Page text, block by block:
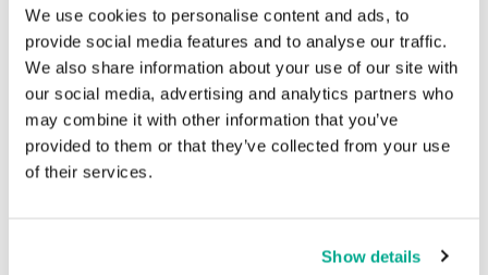
We use cookies to personalise content and ads, to
provide social media features and to analyse our traffic.
We also share information about your use of our site with
our social media, advertising and analytics partners who
may combine it with other information that you’ve
provided to them or that they’ve collected from your use
of their services.
Show details
administrador de políticas
Otro ejemplo que el modelo detectó después de conectar al
cliente al monitoreo de MDR: un archivo del sistema legítimo,
ubicado en ubicado en la carpeta de la aplicación, intentó cargar
una biblioteca sospechosa que se encontraba junto a él.
2
\
C:\Program Files
dispositivos de un mismo usuario. Por lo general, sus versiones